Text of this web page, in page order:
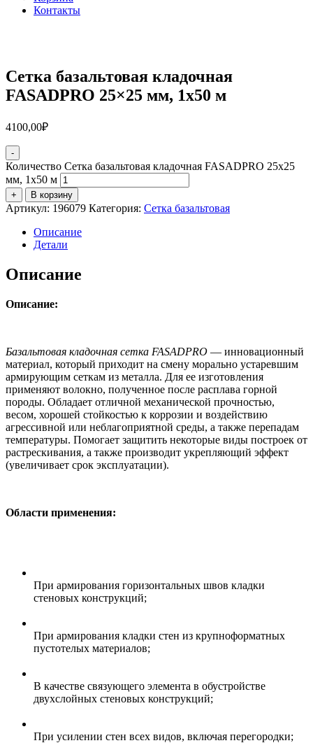
Контакты
Сетка базальтовая кладочная
FASADPRO 25×25 мм, 1х50 м
4100,00₽
-
Количество Сетка базальтовая кладочная FASADPRO 25x25
мм, 1х50 м
+ В корзину
Артикул: 196079 Категория: Сетка базальтовая
Описание
Детали
Описание
Описание:
Базальтовая кладочная сетка FASADPRO — инновационный
материал, который приходит на cмену морально устаревшим
армирующим сеткам из металла. Для ее изготовления
применяют волокно, полученное после расплава горной
породы. Обладает отличной механической прочностью,
весом, хорошей стойкостью к коррозии и воздействию
агрессивной или неблагоприятной среды, а также перепадам
температуры. Помогает защитить некоторые виды построек от
растрескивания, а также производит укрепляющий эффект
(увеличивает срок эксплуатации).
Области применения:
При армирования горизонтальных швов кладки
стеновых конструкций;
При армирования кладки стен из крупноформатных
пустотелых материалов;
В качестве связующего элемента в обустройстве
двухслойных стеновых конструкций;
При усилении стен всех видов, включая перегородки;